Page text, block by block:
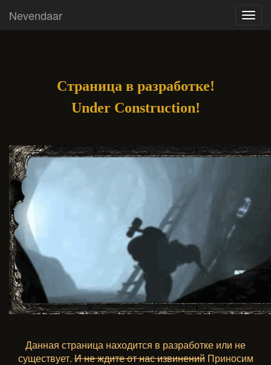
Nevendaar
Страница в разработке!
Under Construction!
Данная страница находится в разработке или не
существует.И не ждите от нас извиненийПриносим